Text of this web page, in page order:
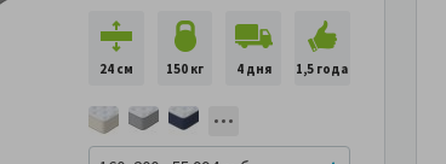
24 см 150 кг 4 дня 1,5 года